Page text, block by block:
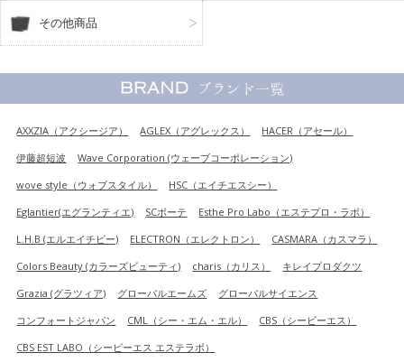
その他商品
AXXZIA（アクシージア） AGLEX（アグレックス）
HACER（アセール）
伊藤超短波
Wave Corporation (ウェーブコーポレーション)
wove style（ウォブスタイル）
HSC（エイチエスシー）
Eglantier(エグランティエ)
SCボーテ
Esthe Pro Labo（エステプロ・ラボ）
L.H.B (エルエイチビー)
ELECTRON（エレクトロン）
CASMARA（カスマラ）
Colors Beauty (カラーズビューティ)
charis（カリス）
キレイプロダクツ
Grazia (グラツィア)
グローバルエームズ
グローバルサイエンス
コンフォートジャパン
CML（シー・エム・エル）
CBS（シービーエス）
CBS EST LABO（シービーエス エステラボ）